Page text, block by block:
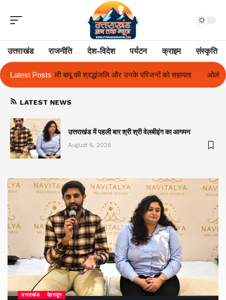
उत्तराखंड राजनीति देश-विदेश पर्यटन क्राइम संस्कृति
Latest Posts
परिजनों को सहायता ओलंपस हाई के इंटर-हाउस फुटबॉल टूर्नामेंट में रिग
LATEST NEWS
उत्तराखंड में पहली बार श्री श्री वेलबीइंग का आगमन
August 6, 2026
उत्तराखंड देहरादून